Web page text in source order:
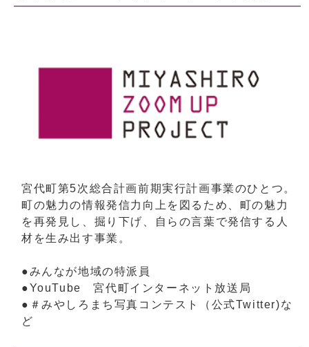
宮代町第5次総合計画前期実行計画事業のひとつ。
町の魅力の情報発信力向上を図るため、町の魅力
を再発見し、掘り下げ、自らの言葉で発信する人
材を生み出す事業。
●みんなが地域の特派員
●YouTube 宮代町インターネット放送局
●＃みやしろまち写真コンテスト（公式Twitter)な
ど